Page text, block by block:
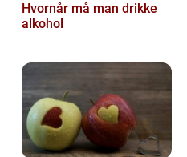
Hvornår må man drikke
alkohol